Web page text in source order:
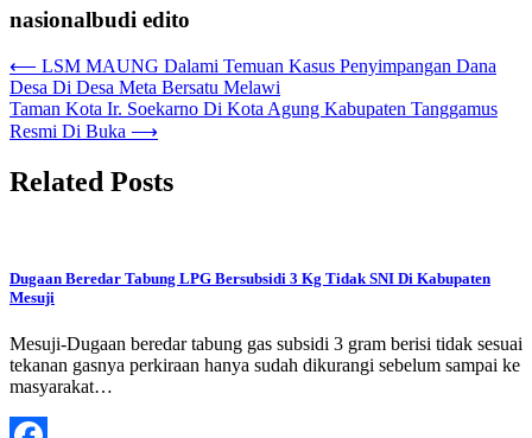
nasionalbudi edito
Navigasi
pos
⟵ LSM MAUNG Dalami Temuan Kasus Penyimpangan Dana
Desa Di Desa Meta Bersatu Melawi
Taman Kota Ir. Soekarno Di Kota Agung Kabupaten Tanggamus
Resmi Di Buka ⟶
Related Posts
Dugaan Beredar Tabung LPG Bersubsidi 3 Kg Tidak SNI Di Kabupaten
Mesuji
Mesuji-Dugaan beredar tabung gas subsidi 3 gram berisi tidak sesuai
tekanan gasnya perkiraan hanya sudah dikurangi sebelum sampai ke
masyarakat…